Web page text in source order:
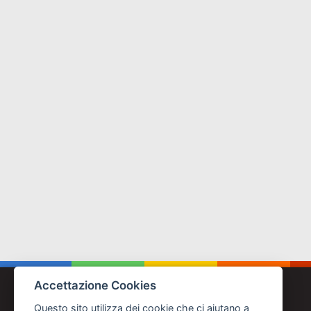
Accettazione Cookies
Questo sito utilizza dei cookie che ci aiutano a